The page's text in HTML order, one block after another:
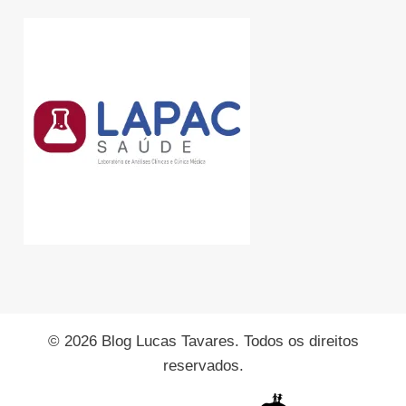
© 2026 Blog Lucas Tavares. Todos os direitos
reservados.